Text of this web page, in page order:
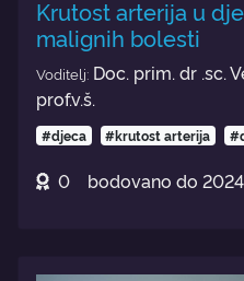
Krutost arterija u
malignih bolesti
Voditelj: Doc. prim. dr .sc.
prof.v.š.
#djeca #krutost arterija
0 bodovano do